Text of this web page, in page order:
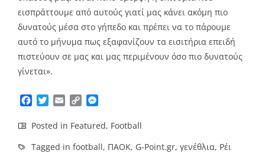
εισπράττουμε από αυτούς γιατί μας κάνει ακόμη πιο
δυνατούς μέσα στο γήπεδο και πρέπει να το πάρουμε
αυτό το μήνυμα πως εξαφανίζουν τα εισιτήρια επειδή
πιστεύουν σε μας και μας περιμένουν όσο πιο δυνατούς
γίνεται».
Facebook
TwitterEmailCopy
Posted in Featured, Football
Tagged in football, ΠΑΟΚ, G-Point.gr, γενέθλια, Ρέι